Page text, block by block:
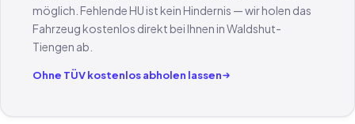
möglich. Fehlende HU ist kein Hindernis — wir holen das
Fahrzeug kostenlos direkt bei Ihnen in Waldshut-
Tiengen ab.
Ohne TÜV kostenlos abholen lassen